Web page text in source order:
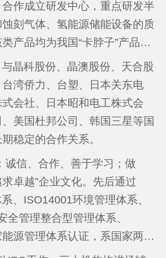
绿色工厂、南平市和建阳区重
建阳区创新发展优势企业等荣
作成立研发中心，重点研发半
刻气体、氢能源储能设备的质
产品均为我国“卡脖子”产品。
细化工园内投资建设含氟精细化
项目），重点开发半导体和新
材料，主要有基础氟化工原
氟特种气体、含氟表面活性剂
亿元，第一期于2020年5月破
丁基磺酸钾、六氟丁二烯等产
线投产，高纯氟化氢铵项目于
品质量达到国家最新标准要
现投资4.89亿元。其中，年产
产线成为国内第二家能够同时
科股份、晶澳股份、天合股
湾侨力、台塑、日本关东电
会社、日本昭和电工株式会
美国杜邦公司、韩国三星等国
稳定的合作关系。
信、合作、善于学习；做
卓越”企业文化。先后通过
、ISO14001环境管理体系、
全管理整合型管理体系、
源管理体系认证，系国家两化
。目前公司取得授权15个发明